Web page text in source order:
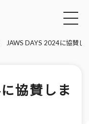
JAWS DAYS 2024に協賛し
協賛しま